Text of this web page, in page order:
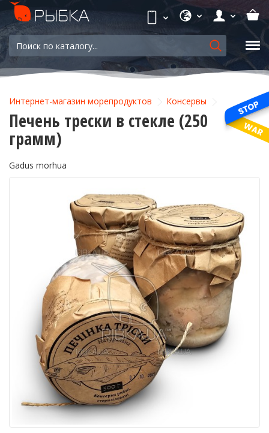
Интернет-магазин морепродуктов Консервы
Печень трески в стекле (250
грамм)
Gadus morhua